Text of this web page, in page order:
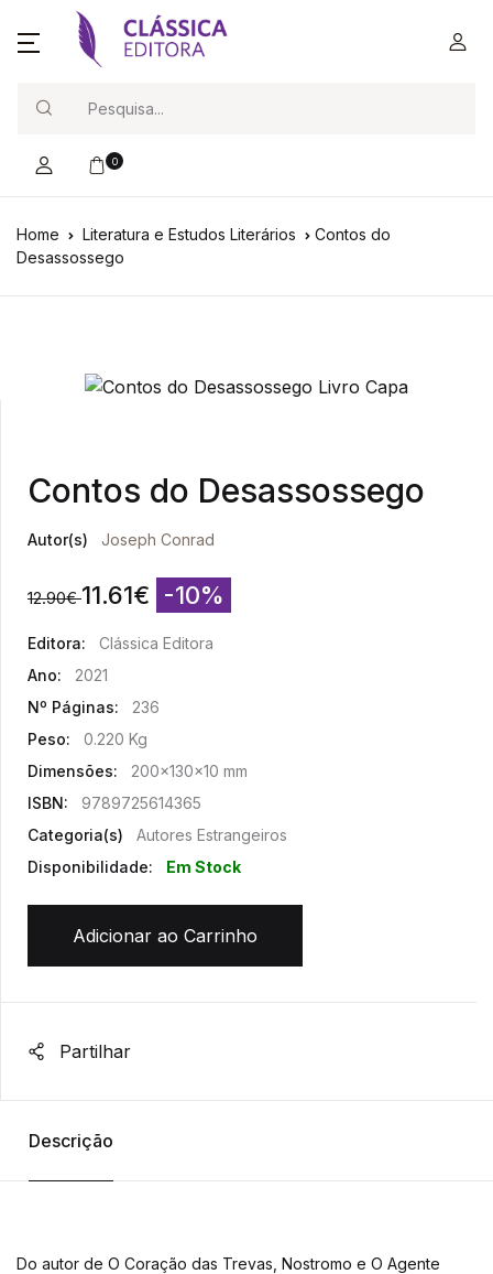
0
Home Literatura e Estudos Literários
Contos do
Desassossego
Contos do Desassossego
Autor(s) Joseph Conrad
12.90€ 11.61€ -10%
Editora:
Clássica Editora
Ano:
2021
Nº Páginas:
236
Peso:
0.220 Kg
Dimensões:
200x130x10 mm
ISBN:
9789725614365
Categoria(s)
Autores Estrangeiros
Disponibilidade:
Em Stock
Adicionar ao Carrinho
Partilhar
Descrição
Do autor de O Coração das Trevas, Nostromo e O Agente